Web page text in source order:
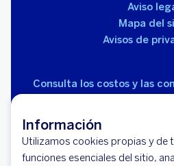
Información
Utilizamos cookies propias y de
funciones esenciales del sitio,
Aviso
Mapa del
Avisos de
Consulta los costos y las